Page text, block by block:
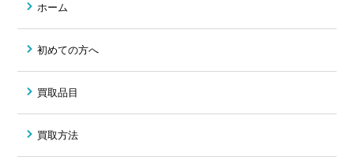
ホーム
初めての方へ
買取品目
買取方法